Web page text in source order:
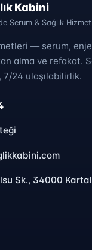
Kabini
Serum & Sağlık
— serum,
alma ve refakat.
24 ulaşılabilirlik.
Sk., 34000